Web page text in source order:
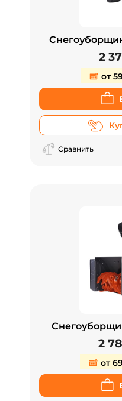
2
от
Сравнить
2
от